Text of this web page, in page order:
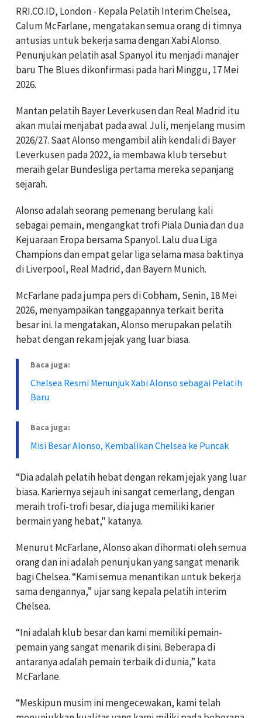
RRI.CO.ID, London - Kepala Pelatih Interim Chelsea,
Calum McFarlane, mengatakan semua orang di timnya
antusias untuk bekerja sama dengan Xabi Alonso.
Penunjukan pelatih asal Spanyol itu menjadi manajer
baru The Blues dikonfirmasi pada hari Minggu, 17 Mei
2026.
Mantan pelatih Bayer Leverkusen dan Real Madrid itu
akan mulai menjabat pada awal Juli, menjelang musim
2026/27. Saat Alonso mengambil alih kendali di Bayer
Leverkusen pada 2022, ia membawa klub tersebut
meraih gelar Bundesliga pertama mereka sepanjang
sejarah.
Alonso adalah seorang pemenang berulang kali
sebagai pemain, mengangkat trofi Piala Dunia dan dua
Kejuaraan Eropa bersama Spanyol. Lalu dua Liga
Champions dan empat gelar liga selama masa baktinya
di Liverpool, Real Madrid, dan Bayern Munich.
McFarlane pada jumpa pers di Cobham, Senin, 18 Mei
2026, menyampaikan tanggapannya terkait berita
besar ini. Ia mengatakan, Alonso merupakan pelatih
hebat dengan rekam jejak yang luar biasa.
Baca juga:
Chelsea Resmi Menunjuk Xabi Alonso sebagai Pelatih
Baru
Baca juga:
Misi Besar Alonso, Kembalikan Chelsea ke Puncak
“Dia adalah pelatih hebat dengan rekam jejak yang luar
biasa. Kariernya sejauh ini sangat cemerlang, dengan
meraih trofi-trofi besar, dia juga memiliki karier
bermain yang hebat," katanya.
Menurut McFarlane, Alonso akan dihormati oleh semua
orang dan ini adalah penunjukan yang sangat menarik
bagi Chelsea. “Kami semua menantikan untuk bekerja
sama dengannya,” ujar sang kepala pelatih interim
Chelsea.
“Ini adalah klub besar dan kami memiliki pemain-
pemain yang sangat menarik di sini. Beberapa di
antaranya adalah pemain terbaik di dunia,” kata
McFarlane.
“Meskipun musim ini mengecewakan, kami telah